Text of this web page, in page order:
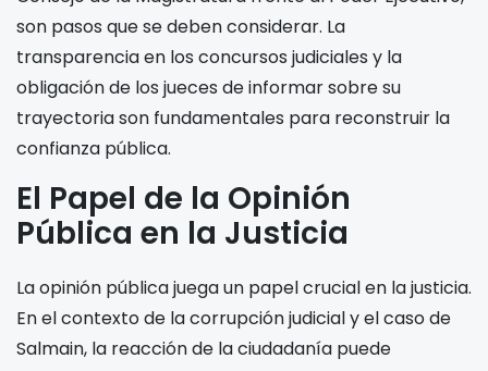
son pasos que se deben considerar. La
transparencia en los concursos judiciales y la
obligación de los jueces de informar sobre su
trayectoria son fundamentales para reconstruir la
confianza pública.
El Papel de la Opinión
Pública en la Justicia
La opinión pública juega un papel crucial en la justicia.
En el contexto de la corrupción judicial y el caso de
Salmain, la reacción de la ciudadanía puede